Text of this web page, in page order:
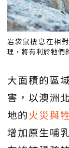
岩袋鼠棲息在相
理，將有利於牠
大面積的區
害，以澳洲
地的火災與
增加原生哺